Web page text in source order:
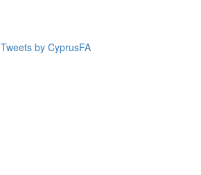
Tweets by CyprusFA